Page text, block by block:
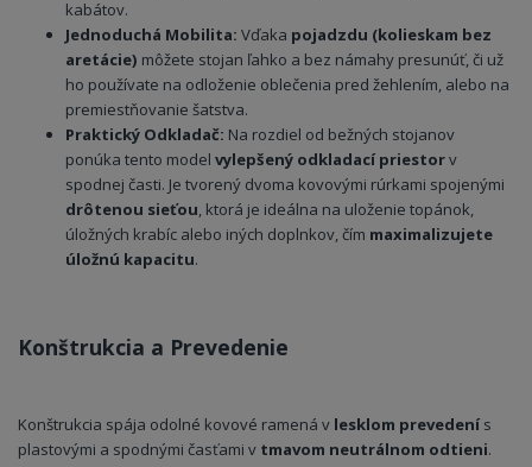
kabátov.
Jednoduchá Mobilita: Vďaka pojadzdu (kolieskam bez
aretácie) môžete stojan ľahko a bez námahy presunúť, či už
ho používate na odloženie oblečenia pred žehlením, alebo na
premiestňovanie šatstva.
Praktický Odkladač: Na rozdiel od bežných stojanov
ponúka tento model vylepšený odkladací priestorv
spodnej časti. Je tvorený dvoma kovovými rúrkami spojenými
drôtenou sieťou, ktorá je ideálna na uloženie topánok,
úložných krabíc alebo iných doplnkov, čím maximalizujete
úložnú kapacitu.
Konštrukcia a Prevedenie
Konštrukcia spája odolné kovové ramená v lesklom prevedení s
plastovými a spodnými časťami v tmavom neutrálnom odtieni.